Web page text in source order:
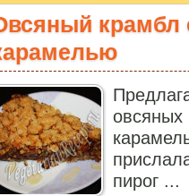
крамбл
пирог ...